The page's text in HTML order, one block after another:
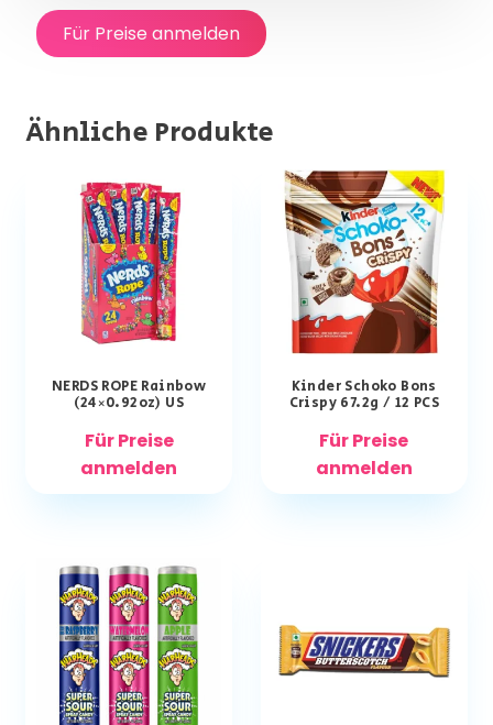
Für Preise anmelden
Ähnliche Produkte
NERDS ROPE Rainbow
(24×0.92oz) US
Für Preise
anmelden
Kinder Schoko Bons
Crispy 67.2g / 12 PCS
Für Preise
anmelden